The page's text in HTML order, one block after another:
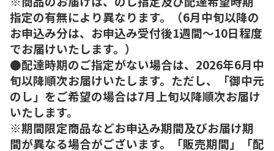
指定の有無により異なります。（6月中旬以降の
お申込み分は、お申込み受付後1週間～10日程度
でお届けいたします。）
●配達時期のご指定がない場合は、2026年6月中
旬以降順次お届けいたします。ただし、「御中元
のし」をご希望の場合は7月上旬以降順次お届け
いたします。
※期間限定商品などお申込み期間及びお届け期
間が異なる場合がございます。「販売期間」「配